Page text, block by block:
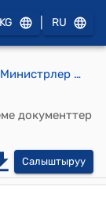
KG RU
Кыргыз Республикасынын Министрлер Кабинетинин 2023-жылдын 3-мартындагы № 85-т (Дөңгөлөктүү транспорт каражаттары, дөңгөлөктүү транспорт каражаттарына орнотулушу жана/же колдонулушу мүмкүн болгон жабдуулардын предметтери жана бөлүктөрү үчүн Бириккен Улуттар Уюмунун макулдашылган техникалык эрежелерин кабыл алуу жөнүндө жана 1958-жылдын 20-мартында Женева шаарында түзүлгөн Бириккен Улуттар Уюмунун ушул эрежелеринин негизинде берилген расмий бүтүмдөрдү өз ара таануунун шарттары тууралуу макулдашууга Кыргыз Республикасынын Министрлер Кабинетинин корутундусун жактыруу тууралуу) тескемеси
документтер
Салыштыруу